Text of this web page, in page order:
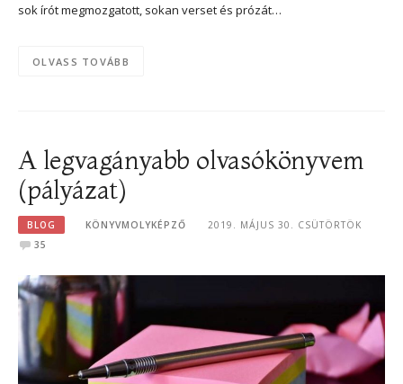
sok írót megmozgatott, sokan verset és prózát…
OLVASS TOVÁBB
A legvagányabb olvasókönyvem
(pályázat)
BLOG KÖNYVMOLYKÉPZŐ
2019. MÁJUS 30. CSÜTÖRTÖK
35